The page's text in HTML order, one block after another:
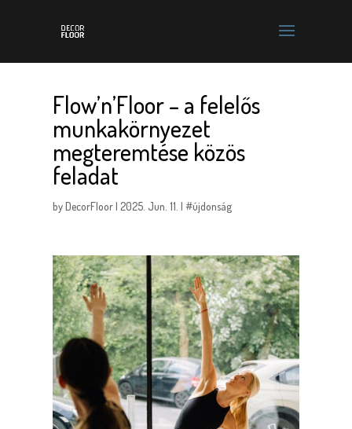
Flow’n’Floor – a felelős
munkakörnyezet
megteremtése közös
feladat
byDecorFloor|2025. Jun. 11. |#újdonság